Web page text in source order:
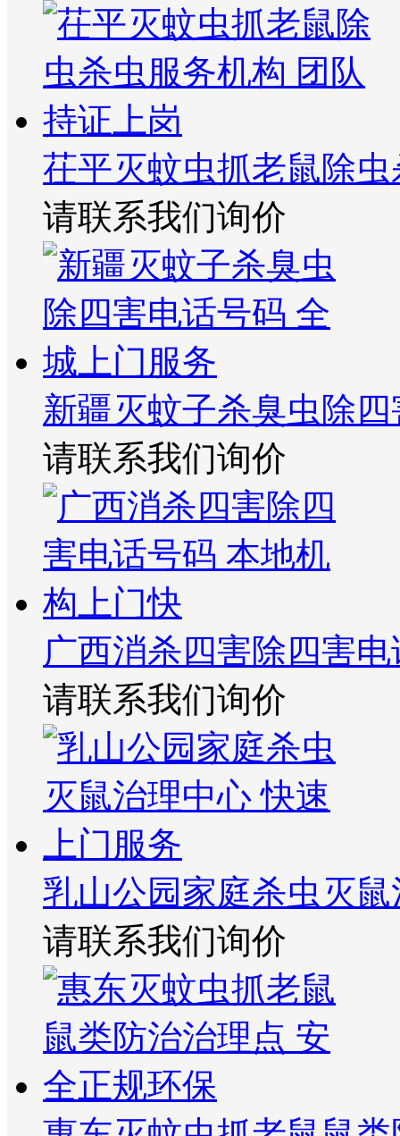
茌平灭蚊虫抓老鼠除
请联系我们询价
新疆灭蚊子杀臭虫除
请联系我们询价
广西消杀四害除四害
请联系我们询价
乳山公园家庭杀虫灭
请联系我们询价